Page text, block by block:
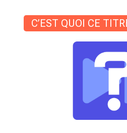
C’EST QUOI CE